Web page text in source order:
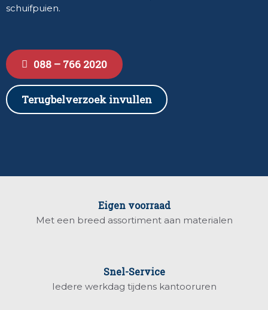
schuifpuien.
088 – 766 2020
Terugbelverzoek invullen
Eigen voorraad
Met een breed assortiment aan materialen
Snel-Service
Iedere werkdag tijdens kantooruren